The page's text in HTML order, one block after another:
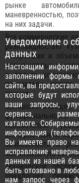
рынке
маневренностью,
на них задачи.
Все коммерческие
разновидностью
габаритами и
дополнительные
в пользу
показатели,
прочие.
показателям
альтернативные
безопасности и
максимальную
Техническое
предлагает
Уведомление о
данных
Настоящим
заполнении формы
сайте, вы
которые будут
ваши запросы,
сервиса,
каталоге.
информация
Вы имеете право
исправление
данных из нашей
быть отозвано в
нам запрос через